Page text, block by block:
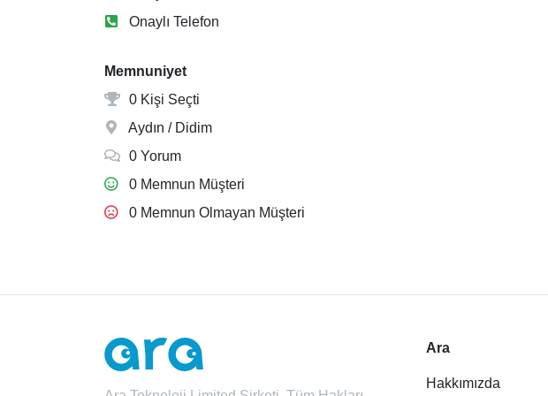
Onaylı Telefon
Memnuniyet
0 Kişi Seçti
Aydın / Didim
0 Yorum
0 Memnun Müşteri
0 Memnun Olmayan Müşteri
Ara
Hakkımızda